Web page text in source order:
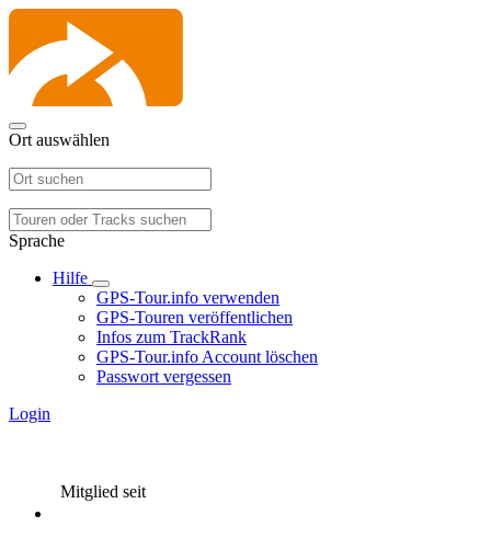
Ort auswählen
Sprache
Hilfe
GPS-Tour.info verwenden
GPS-Touren veröffentlichen
Infos zum TrackRank
GPS-Tour.info Account löschen
Passwort vergessen
Login
Mitglied seit